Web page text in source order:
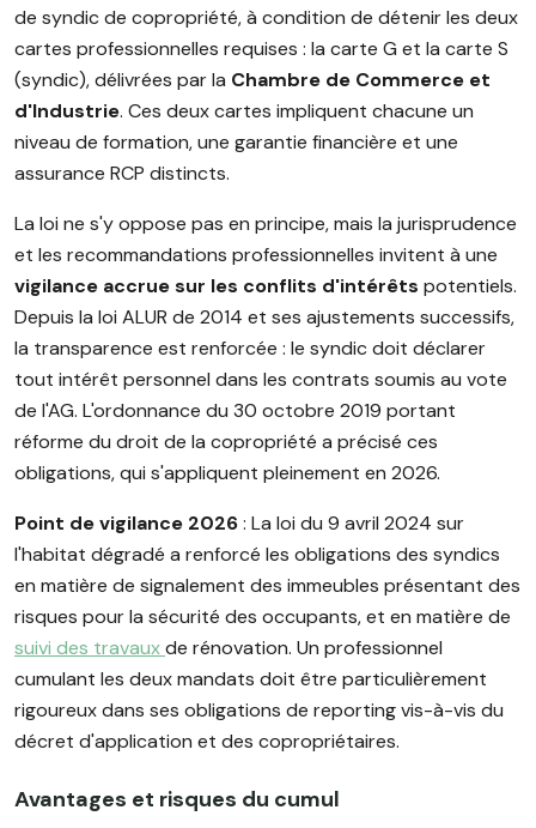
de syndic de copropriété, à condition de détenir les deux
cartes professionnelles requises : la carte G et la carte S
(syndic), délivrées par la Chambre de Commerce et
d'Industrie. Ces deux cartes impliquent chacune un
niveau de formation, une garantie financière et une
assurance RCP distincts.
La loi ne s'y oppose pas en principe, mais la jurisprudence
et les recommandations professionnelles invitent à une
vigilance accrue sur les conflits d'intérêts potentiels.
Depuis la loi ALUR de 2014 et ses ajustements successifs,
la transparence est renforcée : le syndic doit déclarer
tout intérêt personnel dans les contrats soumis au vote
de l'AG. L'ordonnance du 30 octobre 2019 portant
réforme du droit de la copropriété a précisé ces
obligations, qui s'appliquent pleinement en 2026.
Point de vigilance 2026: La loi du 9 avril 2024 sur
l'habitat dégradé a renforcé les obligations des syndics
en matière de signalement des immeubles présentant des
risques pour la sécurité des occupants, et en matière de
suivi des travauxde rénovation. Un professionnel
cumulant les deux mandats doit être particulièrement
rigoureux dans ses obligations de reporting vis-à-vis du
décret d'application et des copropriétaires.
Avantages et risques du cumul